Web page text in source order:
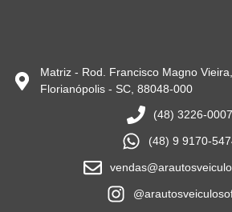
Matriz - Rod. Francisco Magno
Florianópolis - SC, 88048-000
(48) 3226-0007
(48) 9 9170-